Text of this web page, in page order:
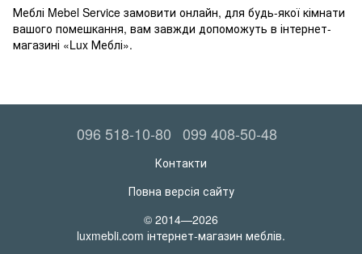
Меблі Mebel Service замовити онлайн, для будь-якої кімнати
вашого помешкання, вам завжди допоможуть в інтернет-
магазині «Lux Меблі».
096 518-10-80 099 408-50-48
Контакти
Повна версія сайту
© 2014—2026
luxmebli.com інтернет-магазин меблів.